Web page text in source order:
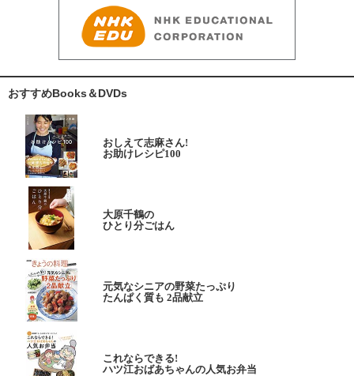
おすすめBooks＆DVDs
おしえて志麻さん!
お助けレシピ100
大原千鶴の
ひとり分ごはん
元気なシニアの野菜たっぷり
たんぱく質も 2品献立
これならできる!
ハツ江おばあちゃんの人気お弁当